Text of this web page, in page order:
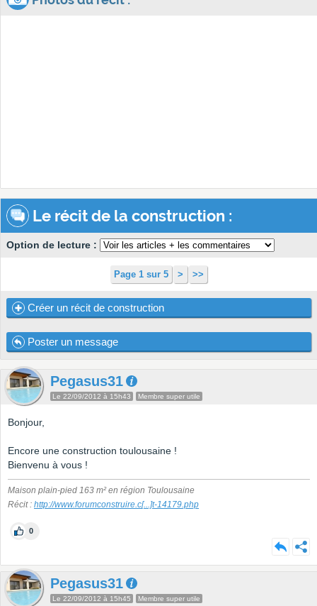
Le récit de la construction :
Option de lecture :
Page 1 sur 5 > >>
Créer un récit de construction
Poster un message
Pegasus31
Le 22/09/2012 à 15h43 Membre super utile
Bonjour,
Encore une construction toulousaine !
Bienvenu à vous !
Maison plain-pied 163 m² en région Toulousaine
Récit : http://www.forumconstruire.c[...]t-14179.php
0
Pegasus31
Le 22/09/2012 à 15h45 Membre super utile